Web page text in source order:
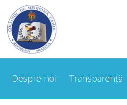
Despre
noi
Cuvântul
Despre noi Transparență